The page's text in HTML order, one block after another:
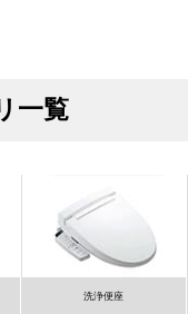
一覧
洗浄便座